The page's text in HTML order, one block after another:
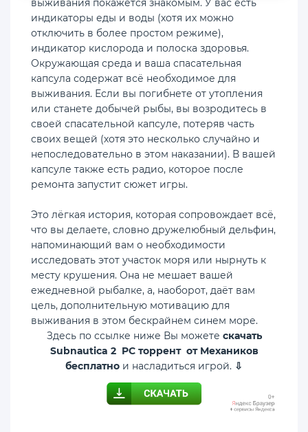
индикаторы еды и воды (хотя их можно
отключить в более простом режиме),
индикатор кислорода и полоска здоровья.
Окружающая среда и ваша спасательная
капсула содержат всё необходимое для
выживания. Если вы погибнете от утопления
или станете добычей рыбы, вы возродитесь в
своей спасательной капсуле, потеряв часть
своих вещей (хотя это несколько случайно и
непоследовательно в этом наказании). В вашей
капсуле также есть радио, которое после
ремонта запустит сюжет игры.
Это лёгкая история, которая сопровождает всё,
что вы делаете, словно дружелюбный дельфин,
напоминающий вам о необходимости
исследовать этот участок моря или нырнуть к
месту крушения. Она не мешает вашей
ежедневной рыбалке, а, наоборот, даёт вам
цель, дополнительную мотивацию для
выживания в этом бескрайнем синем море.
Здесь по ссылке ниже Вы можете скачать
Subnаutica 2 PC торрент от Механиков
бесплатно и насладиться игрой. ⇩